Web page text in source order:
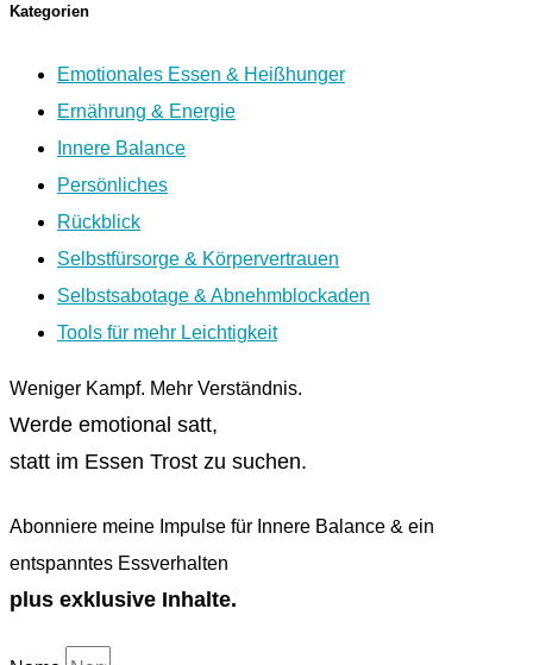
Kategorien
Emotionales Essen & Heißhunger
Ernährung & Energie
Innere Balance
Persönliches
Rückblick
Selbstfürsorge & Körpervertrauen
Selbstsabotage & Abnehmblockaden
Tools für mehr Leichtigkeit
Weniger Kampf. Mehr Verständnis.
Werde emotional satt,
statt im Essen Trost zu suchen.
Abonniere meine Impulse für Innere Balance & ein
entspanntes Essverhalten
plus exklusive Inhalte.